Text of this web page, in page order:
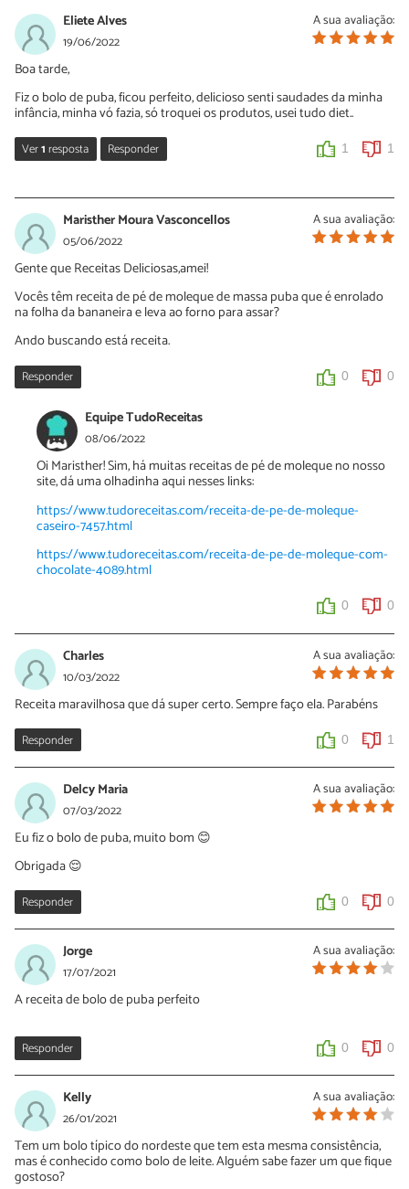
A sua avaliação:
Eliete Alves
19/06/2022
Boa tarde,
Fiz o bolo de puba, ficou perfeito, delicioso senti saudades da minha
infância, minha vó fazia, só troquei os produtos, usei tudo diet..
Ver1resposta Responder 1 1
17/06/2024
Eliete como conseguiu trocar os ingredientes por *diet*. Sou
diabética mas adoro bolos, sucos, sorvetes, pudins etc. etc. Veja
de quantas coisas estou privada!!!!!!!
0
A sua avaliação:
Maristher Moura Vasconcellos
05/06/2022
Gente que Receitas Deliciosas,amei!
Vocês têm receita de pé de moleque de massa puba que é enrolado
na folha da bananeira e leva ao forno para assar?
Ando buscando está receita.
Responder 0 0
Equipe TudoReceitas
08/06/2022
Oi Maristher! Sim, há muitas receitas de pé de moleque no nosso
site, dá uma olhadinha aqui nesses links:
https://www.tudoreceitas.com/receita-de-pe-de-moleque-
caseiro-7457.html
https://www.tudoreceitas.com/receita-de-pe-de-moleque-com-
chocolate-4089.html
0 0
A sua avaliação:
Charles
10/03/2022
Receita maravilhosa que dá super certo. Sempre faço ela. Parabéns
Responder 0 1
A sua avaliação:
Delcy Maria
07/03/2022
Eu fiz o bolo de puba, muito bom 😊
Obrigada 😌
Responder 0 0
A sua avaliação:
Jorge
17/07/2021
A receita de bolo de puba perfeito
Responder 0 0
A sua avaliação:
Kelly
26/01/2021
Tem um bolo típico do nordeste que tem esta mesma consistência,
mas é conhecido como bolo de leite. Alguém sabe fazer um que fique
gostoso?